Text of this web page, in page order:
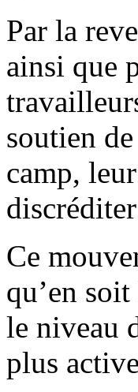
Par la
ainsi que
soutien
camp,
Ce
qu’en
le niveau
plus